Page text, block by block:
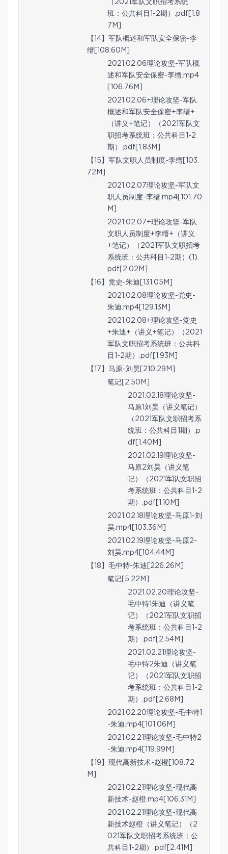
（2021军队文职招考系统
班：公共科目1-2期）.pdf[1.8
7M]
【14】军队概述和军队安全保密-李
缙[108.60M]
2021.02.06理论攻坚-军队概
述和军队安全保密-李缙.mp4
[106.76M]
2021.02.06+理论攻坚-军队
概述和军队安全保密+李缙+
（讲义+笔记）（2021军队文
职招考系统班：公共科目1-2
期）.pdf[1.83M]
【15】军队文职人员制度-李缙[103.
72M]
2021.02.07理论攻坚-军队文
职人员制度-李缙.mp4[101.70
M]
2021.02.07+理论攻坚-军队
文职人员制度+李缙+（讲义
+笔记）（2021军队文职招考
系统班：公共科目1-2期）(1).
pdf[2.02M]
【16】党史-朱迪[131.05M]
2021.02.08理论攻坚-党史-
朱迪.mp4[129.13M]
2021.02.08+理论攻坚-党史
+朱迪+（讲义+笔记）（2021
军队文职招考系统班：公共科
目1-2期）.pdf[1.93M]
【17】马原-刘昊[210.29M]
笔记[2.50M]
2021.02.18理论攻坚-
马原1刘昊（讲义笔记）
（2021军队文职招考系
统班：公共科目1期）.p
df[1.40M]
2021.02.19理论攻坚-
马原2刘昊（讲义笔
记）（2021军队文职招
考系统班：公共科目1-2
期）.pdf[1.10M]
2021.02.18理论攻坚-马原1-刘
昊.mp4[103.36M]
2021.02.19理论攻坚-马原2-
刘昊.mp4[104.44M]
【18】毛中特-朱迪[226.26M]
笔记[5.22M]
2021.02.20理论攻坚-
毛中特1朱迪（讲义笔
记）（2021军队文职招
考系统班：公共科目1-2
期）.pdf[2.54M]
2021.02.21理论攻坚-
毛中特2朱迪（讲义笔
记）（2021军队文职招
考系统班：公共科目1-2
期）.pdf[2.68M]
2021.02.20理论攻坚-毛中特1
-朱迪.mp4[101.06M]
2021.02.21理论攻坚-毛中特2
-朱迪.mp4[119.99M]
【19】现代高新技术-赵橙[108.72
M]
2021.02.21理论攻坚-现代高
新技术-赵橙.mp4[106.31M]
2021.02.21理论攻坚-现代高
新技术赵橙（讲义笔记）（2
021军队文职招考系统班：公
共科目1-2期）.pdf[2.41M]